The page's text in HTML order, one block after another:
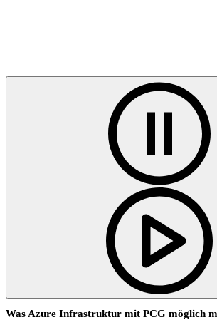
Was Azure Infrastruktur mit PCG möglich